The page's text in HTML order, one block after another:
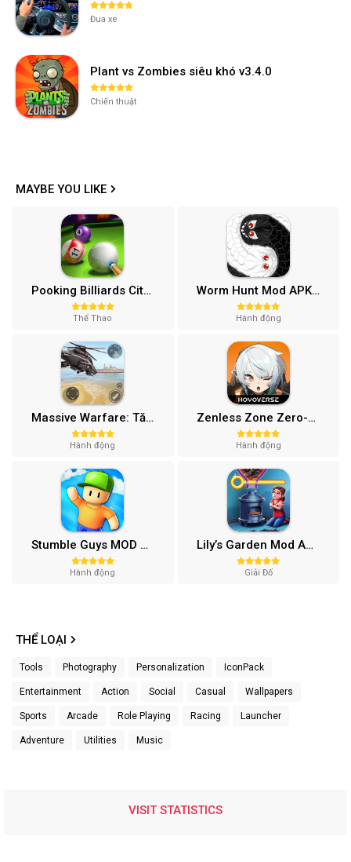
Đua xe
Plant vs Zombies siêu khó v3.4.0
Chiến thuật
MAYBE YOU LIKE
Pooking Billiards City MOD APK (Menu, Full Tiền, Đường Kẻ) v3.0.84
Thể Thao
Worm Hunt Mod APK (Vô hạn tiền) v3.9.5
Hành động
Massive Warfare: Tăng chiến Mod APK v1.81.432
Hành động
Zenless Zone Zero-Gamota Mod APK 1.0.0
Hành động
Stumble Guys MOD APK (Unlocked All, Mega Menu) v0.74.1
Hành động
Lily’s Garden Mod APK (Vô Hạn Tiền, Sao) v2.95.1
Giải Đố
THỂ LOẠI
Tools Photography Personalization IconPack
Entertainment Action Social Casual Wallpapers
Sports Arcade Role Playing Racing Launcher
Adventure Utilities Music
VISIT STATISTICS